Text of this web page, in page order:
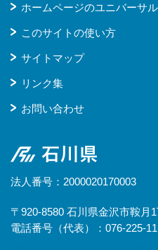
ホームページのユニバーサ
このサイトの使い方
サイトマップ
リンク集
お問い合わせ
石川県
法人番号：2000020170003
〒920-8580 石川県金沢市鞍月
電話番号（代表）：076-225-